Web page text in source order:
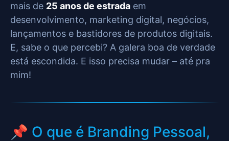
mais de 25 anos de estrada em
desenvolvimento, marketing digital, negócios,
lançamentos e bastidores de produtos digitais.
E, sabe o que percebi? A galera boa de verdade
está escondida. E isso precisa mudar – até pra
mim!
📌 O que é Branding Pessoal,